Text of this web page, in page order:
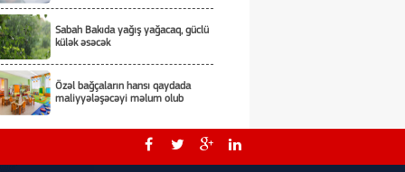
Sabah Bakıda yağış yağacaq, güclü
külək əsəcək
Özəl bağçaların hansı qaydada
maliyyələşəcəyi məlum olub
Rusiya Kiyevə hücumda kasetli
döyüş sursatlarından istifadə edib